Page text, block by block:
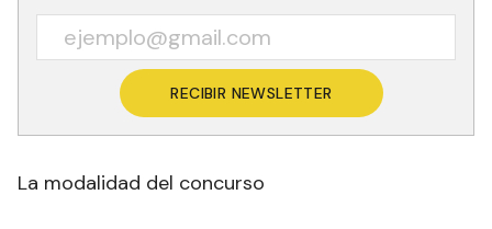
RECIBIR NEWSLETTER
La modalidad del concurso